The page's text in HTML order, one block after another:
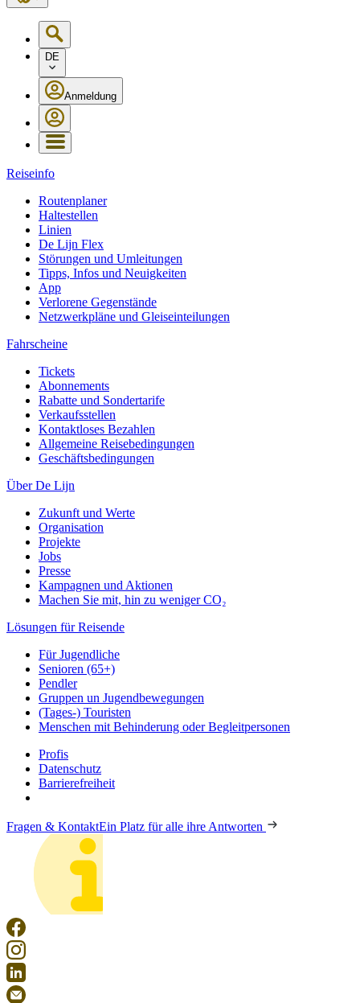
DE
Anmeldung
Reiseinfo
Routenplaner
Haltestellen
Linien
De Lijn Flex
Störungen und Umleitungen
Tipps, Infos und Neuigkeiten
App
Verlorene Gegenstände
Netzwerkpläne und Gleiseinteilungen
Fahrscheine
Tickets
Abonnements
Rabatte und Sondertarife
Verkaufsstellen
Kontaktloses Bezahlen
Allgemeine Reisebedingungen
Geschäftsbedingungen
Über De Lijn
Zukunft und Werte
Organisation
Projekte
Jobs
Presse
Kampagnen und Aktionen
Machen Sie mit, hin zu weniger CO₂
Lösungen für Reisende
Für Jugendliche
Senioren (65+)
Pendler
Gruppen un Jugendbewegungen
(Tages-) Touristen
Menschen mit Behinderung oder Begleitpersonen
Profis
Datenschutz
Barrierefreiheit
Fragen & KontaktEin Platz für alle ihre Antworten